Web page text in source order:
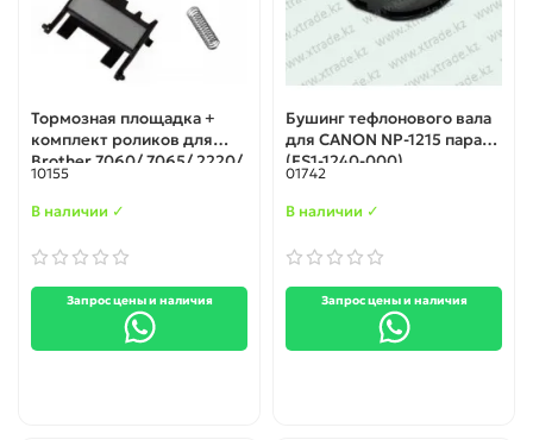
Тормозная площадка +
комплект роликов для
Brother 7060/ 7065/ 2220/
2230 (LU3058001)
10155
В наличии ✓
Запрос цены и наличия
Бушинг тефлонового вала
для CANON NP-1215 пара
(FS1-1240-000)
01742
В наличии ✓
Запрос цены и наличия